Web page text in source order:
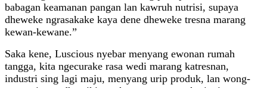
babagan keamanan pangan lan kawruh nutrisi, supaya
dheweke ngrasakake kaya dene dheweke tresna marang
kewan-kewane.”
Saka kene, Luscious nyebar menyang ewonan rumah
tangga, kita ngecurake rasa wedi marang katresnan,
industri sing lagi maju, menyang urip produk, lan wong-